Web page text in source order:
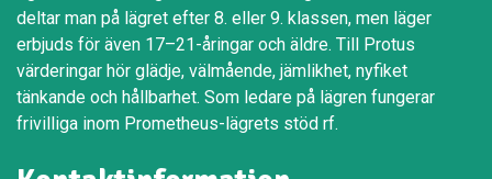
deltar man på lägret efter 8. eller 9. klassen, men läger
erbjuds för även 17–21-åringar och äldre. Till Protus
värderingar hör glädje, välmående, jämlikhet, nyfiket
tänkande och hållbarhet. Som ledare på lägren fungerar
frivilliga inom Prometheus-lägrets stöd rf.